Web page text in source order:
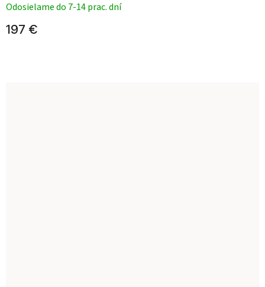
Odosielame do 7-14 prac. dní
197 €